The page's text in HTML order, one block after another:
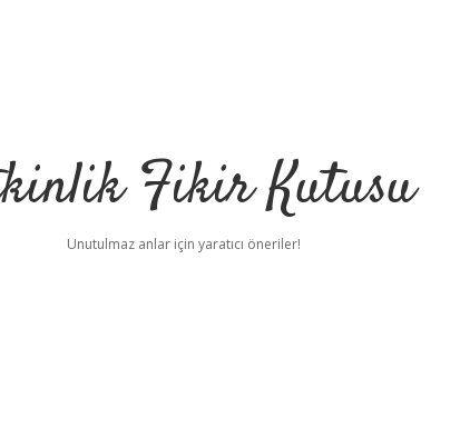
Fikir Kutusu
Unutulmaz anlar için yaratıcı öneriler!